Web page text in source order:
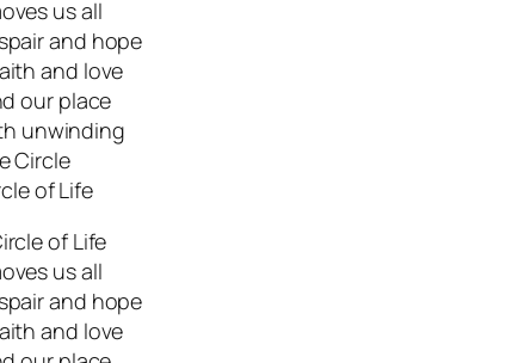
us all
and hope
and love
our place
unwinding
Circle
of Life
of Life
us all
and hope
and love